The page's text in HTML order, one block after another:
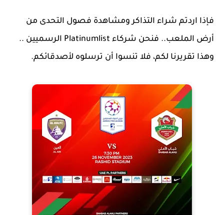
فإذا اردتم شراء التذاكر ومشاهدة فصول التحدى من
أرض الملعب.. فنحن شركاء Platinumlist الرسميين ..
وهذا تقريرنا لكم، فلا تنسوا أن ترسلوه لأصدقائكم.